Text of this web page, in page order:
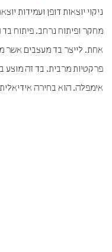
ניקוי יוצאות דופן ועמידות
מחקר ופיתוח נרחב. פיתוח
אחת. לייצר בד מעצבים אשר
פרקטיות מרבית. בד זה מוצע
אימפלה. הוא בחירה אידיאלית